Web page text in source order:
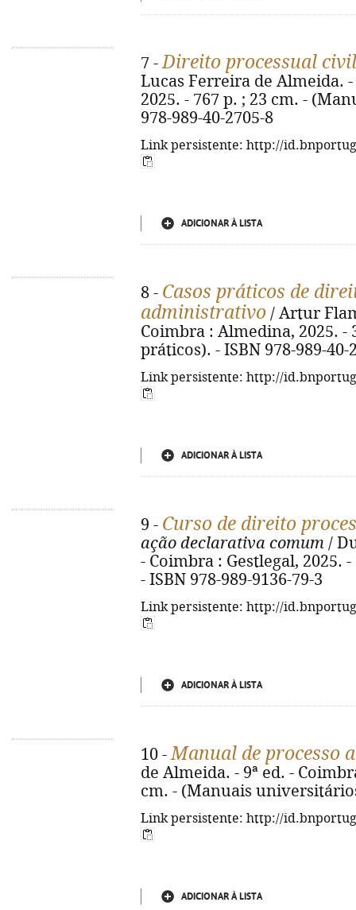
7 -Direito processual civil
Lucas Ferreira de Almeida.
2025. - 767 p. ; 23 cm. -
978-989-40-2705-8
Link persistente: http://
ADICIONAR À LISTA
8 - Casos práticos de
administrativo / Artur
Coimbra : Almedina, 2025. -
práticos). - ISBN 978-989-40-
Link persistente: http://
ADICIONAR À LISTA
9 - Curso de direito
ação declarativa comum /
- Coimbra : Gestlegal, 2025.
- ISBN 978-989-9136-79-3
Link persistente: http://
ADICIONAR À LISTA
10 -Manual de processo
de Almeida. - 9ª ed. -
cm. - (Manuais
Link persistente: http://
ADICIONAR À LISTA